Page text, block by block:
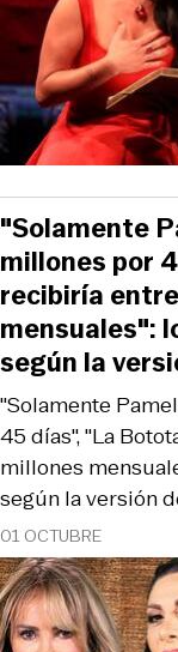
01 OCTUBRE
"Solamente
45 días", "La
millones
según la versión
"Solamente
millones por
recibiría
mensuales":
según la